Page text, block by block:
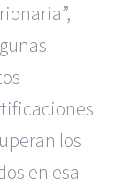
los
en esa